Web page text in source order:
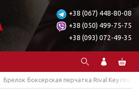
+38 (067) 448-80-08
+38 (050) 499-75-75
+38 (093) 072-49-35
Брелок боксерская перчатка Rival Key ring